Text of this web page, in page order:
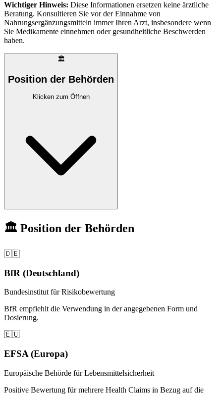
Wichtiger Hinweis: Diese Informationen ersetzen keine ärztliche
Beratung. Konsultieren Sie vor der Einnahme von
Nahrungsergänzungsmitteln immer Ihren Arzt, insbesondere wenn
Sie Medikamente einnehmen oder gesundheitliche Beschwerden
haben.
🏛️
Position der Behörden
Klicken zum Öffnen
🏛️ Position der Behörden
🇩🇪
BfR (Deutschland)
Bundesinstitut für Risikobewertung
BfR empfiehlt die Verwendung in der angegebenen Form und
Dosierung.
🇪🇺
EFSA (Europa)
Europäische Behörde für Lebensmittelsicherheit
Positive Bewertung für mehrere Health Claims in Bezug auf die